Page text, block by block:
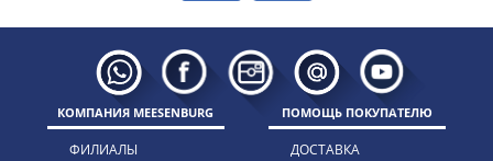
КОМПАНИЯ MEESENBURG
ФИЛИАЛЫ
ПОМОЩЬ ПОКУПАТЕЛЮ
ДОСТАВКА